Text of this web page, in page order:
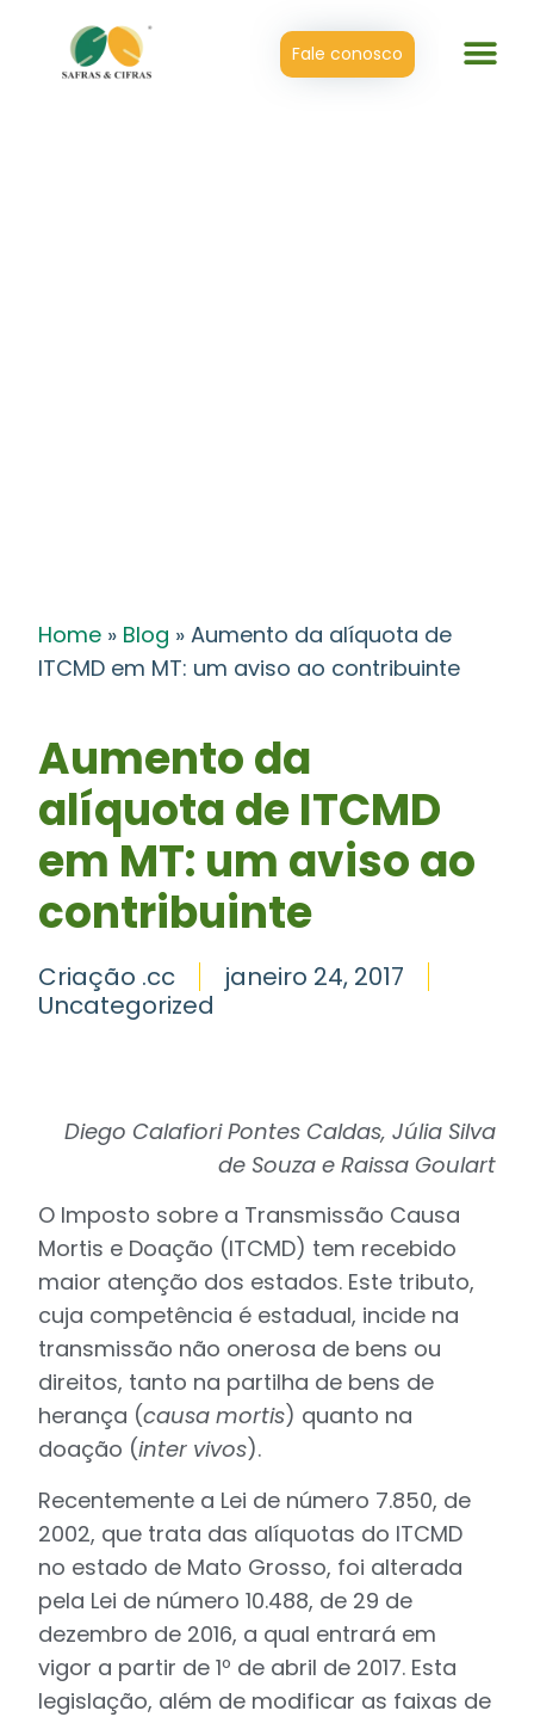
Fale conosco
Home » Blog »Aumento da alíquota de
ITCMD em MT: um aviso ao contribuinte
Aumento da
alíquota de ITCMD
em MT: um aviso ao
contribuinte
Criação .cc
janeiro 24, 2017
Uncategorized
Diego Calafiori Pontes Caldas, Júlia Silva
de Souza e Raissa Goulart
O Imposto sobre a Transmissão Causa
Mortis e Doação (ITCMD) tem recebido
maior atenção dos estados. Este tributo,
cuja competência é estadual, incide na
transmissão não onerosa de bens ou
direitos, tanto na partilha de bens de
herança (causa mortis) quanto na
doação (inter vivos).
Recentemente a Lei de número 7.850, de
2002, que trata das alíquotas do ITCMD
no estado de Mato Grosso, foi alterada
pela Lei de número 10.488, de 29 de
dezembro de 2016, a qual entrará em
vigor a partir de 1º de abril de 2017. Esta
legislação, além de modificar as faixas de